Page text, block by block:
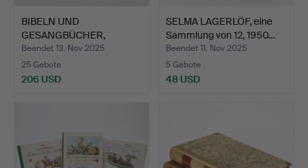
BIBELN UND
GESANGBÜCHER,
Sammlung von 10 S…
Beendet 13. Nov 2025
25 Gebote
206 USD
SELMA LAGERLÖF, eine
Sammlung von 12, 1950…
Beendet 11. Nov 2025
5 Gebote
48 USD